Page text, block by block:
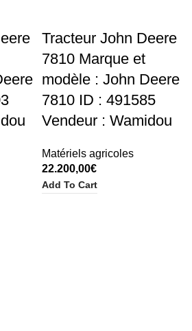
Tracteur John Deere
7810 Marque et
modèle : John Deere
7810 ID : 491585
Vendeur : Wamidou
Matériels agricoles
22.200,00€
Add To Cart